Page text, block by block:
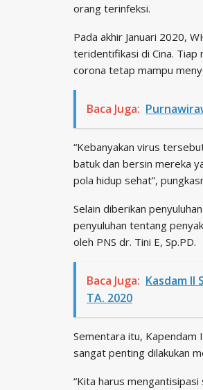
orang terinfeksi.
Pada akhir Januari 2020,
teridentifikasi di Cina. Tiap
corona tetap mampu
Baca Juga:
“Kebanyakan virus
batuk dan bersin mereka
pola hidup sehat”,
Selain diberikan
penyuluhan tentang
oleh PNS dr. Tini E, Sp.PD.
Baca Juga: Kasdam
TA. 2020
Sementara itu, Kapendam
sangat penting dilakukan
“Kita harus